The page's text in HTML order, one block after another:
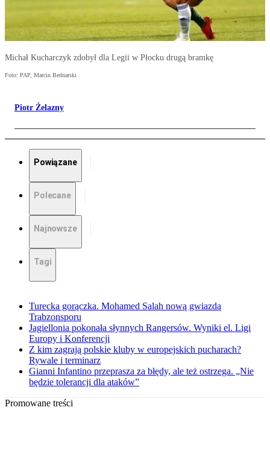
Michał Kucharczyk zdobył dla Legii w Płocku drugą bramkę
Foto: PAP, Marcin Bednarski
Piotr Żelazny
Powiązane
Polecane
Najnowsze
Tagi
Turecka gorączka. Mohamed Salah nową gwiazdą
Trabzonsporu
Jagiellonia pokonała słynnych Rangersów. Wyniki el. Ligi
Europy i Konferencji
Z kim zagrają polskie kluby w europejskich pucharach?
Rywale i terminarz
Gianni Infantino przeprasza za błędy, ale też ostrzega. „Nie
będzie tolerancji dla ataków”
Promowane treści